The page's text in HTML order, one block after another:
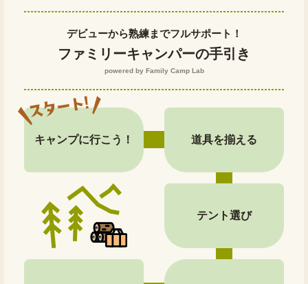
デビューから熟練までフルサポート！
ファミリーキャンパーの手引き
powered by Family Camp Lab
キャンプに行こう！ 道具を揃える
テント選び